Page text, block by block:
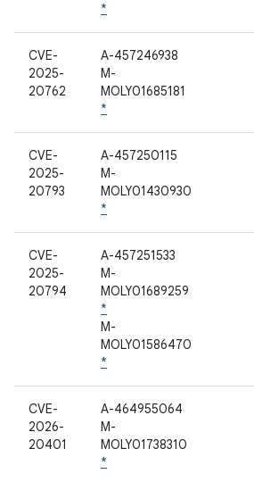
*
CVE-
2025-
20762
A-457246938
M-
MOLY01685181
*
CVE-
2025-
20793
A-457250115
M-
MOLY01430930
*
CVE-
2025-
20794
A-457251533
M-
MOLY01689259
*
M-
MOLY01586470
*
CVE-
2026-
20401
A-464955064
M-
MOLY01738310
*